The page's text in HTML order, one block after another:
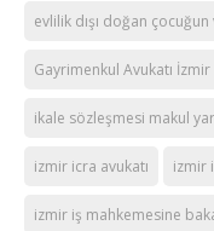
evlilik dışı doğan
Gayrimenkul Avukatı İzmir
ikale sözleşmesi makul
izmir icra avukatı izmir
izmir iş mahkemesine